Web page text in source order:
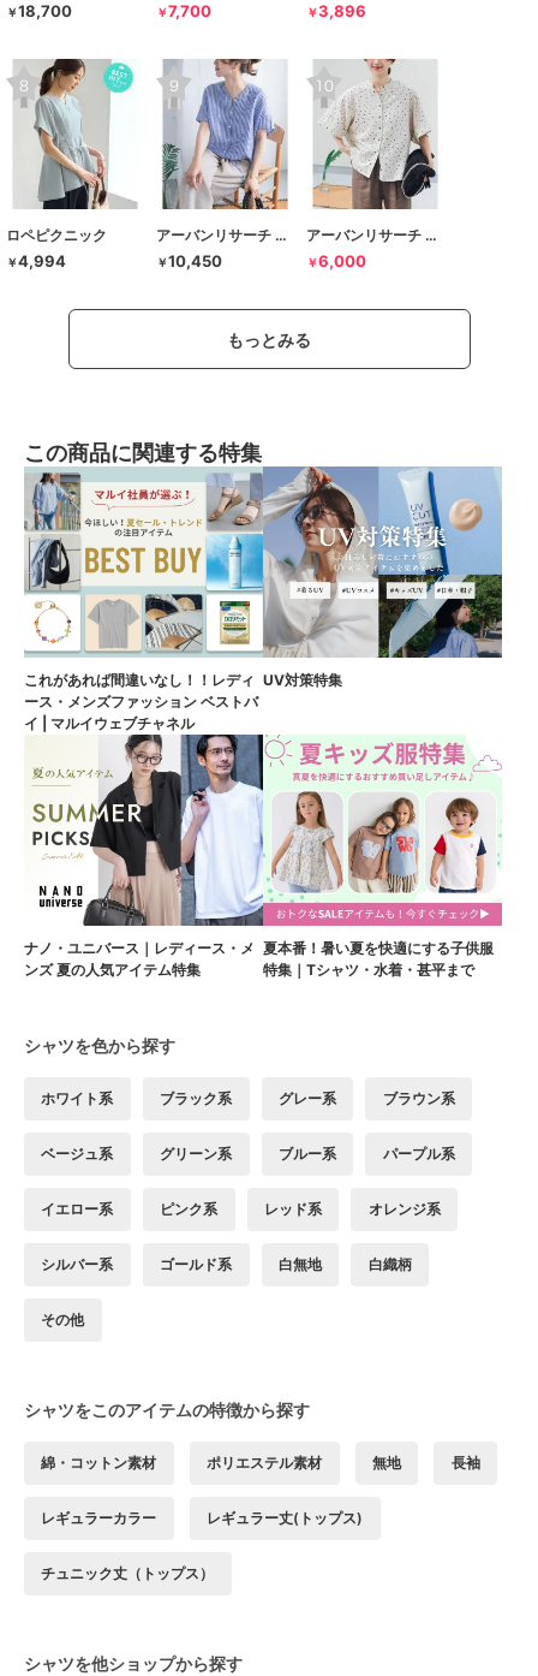
￥18,700 ￥7,700 ￥3,896
ロペピクニック
￥4,994
アーバンリサーチ ドアーズ
￥10,450
アーバンリサーチ ドアーズ
￥6,000
もっとみる
この商品に関連する特集
これがあれば間違いなし！！レディ
ース・メンズファッション ベストバ
イ | マルイウェブチャネル
UV対策特集
ナノ・ユニバース｜レディース・メ
ンズ 夏の人気アイテム特集
夏本番！暑い夏を快適にする子供服
特集｜Tシャツ・水着・甚平まで
シャツを色から探す
ホワイト系 ブラック系 グレー系 ブラウン系
ベージュ系 グリーン系 ブルー系 パープル系
イエロー系 ピンク系 レッド系 オレンジ系
シルバー系 ゴールド系 白無地 白織柄
その他
シャツをこのアイテムの特徴から探す
綿・コットン素材 ポリエステル素材 無地 長袖
レギュラーカラー レギュラー丈(トップス)
チュニック丈（トップス）
シャツを他ショップから探す